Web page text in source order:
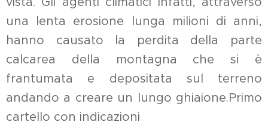
una lenta erosione lunga milioni di anni,
hanno causato la perdita della parte
calcarea della montagna che si è
frantumata e depositata sul terreno
andando a creare un lungo ghiaione.Primo
cartello con indicazioni